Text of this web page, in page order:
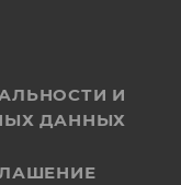
И
ДАННЫХ